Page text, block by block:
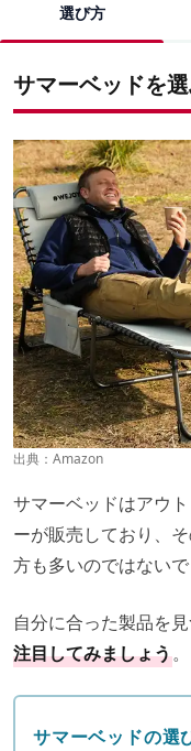
選び方
サマーベッドを
出典： Amazon
サマーベッドはアウ
ーが販売しており、
方も多いのではないで
自分に合った製品を見
注目してみましょう。
サマーベッドの選